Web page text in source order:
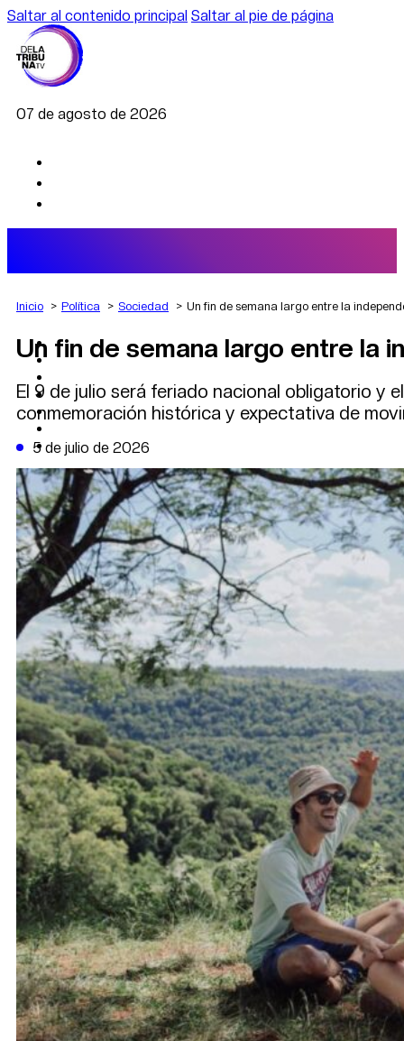
Saltar al contenido principal Saltar al pie de página
07 de agosto de 2026
AGRO
DEPORTES
POLÍTICA
CAMBIO CLIMÁTICO
DE LA TRIBUNA TV
Inicio Política Sociedad Un fin de semana largo entre la
Un fin de semana largo entre la
El 9 de julio será feriado nacional obligatorio y
conmemoración histórica y expectativa de
5 de julio de 2026